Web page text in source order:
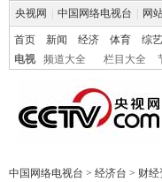
央视网 中国网络电视台 网
首页 新闻 经济 体育 综艺
电视
频道大全 栏目大全
中国网络电视台 > 经济台 > 财经